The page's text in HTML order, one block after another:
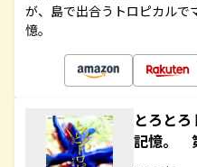
が、島で出合うトロピカルで
憶。
とろと
記憶。